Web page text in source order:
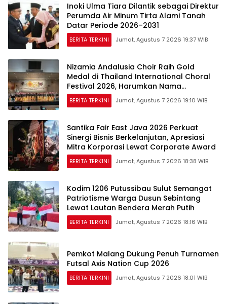
Inoki Ulma Tiara Dilantik sebagai Direktur
Perumda Air Minum Tirta Alami Tanah
Datar Periode 2026–2031
BERITA TERKINI Jumat, Agustus 7 2026 19:37 WIB
Nizamia Andalusia Choir Raih Gold
Medal di Thailand International Choral
Festival 2026, Harumkan Nama
Indonesia
BERITA TERKINI Jumat, Agustus 7 2026 19:10 WIB
Santika Fair East Java 2026 Perkuat
Sinergi Bisnis Berkelanjutan, Apresiasi
Mitra Korporasi Lewat Corporate Award
BERITA TERKINI Jumat, Agustus 7 2026 18:38 WIB
Kodim 1206 Putussibau Sulut Semangat
Patriotisme Warga Dusun Sebintang
Lewat Lautan Bendera Merah Putih
BERITA TERKINI Jumat, Agustus 7 2026 18:16 WIB
Pemkot Malang Dukung Penuh Turnamen
Futsal Axis Nation Cup 2026
BERITA TERKINI Jumat, Agustus 7 2026 18:01 WIB